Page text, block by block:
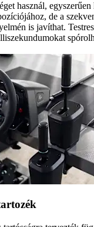
használ,
de a
is javíthat.